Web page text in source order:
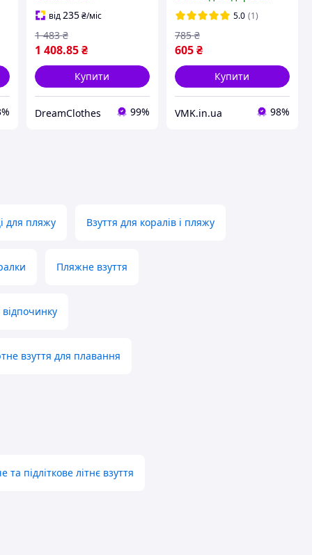
від235 ₴/міс
1 408.85 ₴
1 483 ₴
Купити
DreamClothes 99%
кольори
5.0 (1)
605₴
785 ₴
Купити
VMK.in.ua 98%
для пляжу Взуття для коралів і пляжу
Пляжне взуття
взуття для плавання
та підліткове літнє взуття